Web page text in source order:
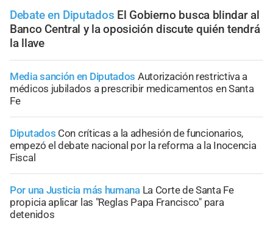
Debate en Diputados El Gobierno busca blindar al
Banco Central y la oposición discute quién tendrá
la llave
Media sanción en Diputados Autorización restrictiva a
médicos jubilados a prescribir medicamentos en Santa
Fe
Diputados Con críticas a la adhesión de funcionarios,
empezó el debate nacional por la reforma a la Inocencia
Fiscal
Por una Justicia más humana La Corte de Santa Fe
propicia aplicar las "Reglas Papa Francisco" para
detenidos